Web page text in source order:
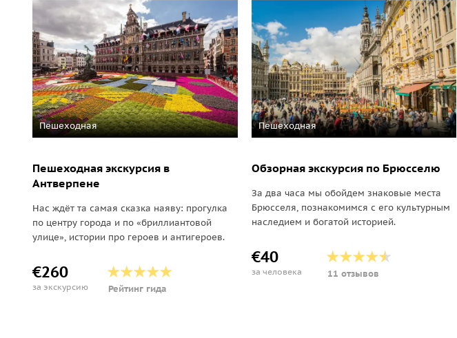
Пешеходная
Пешеходная экскурсия в
Антверпене
Нас ждёт та самая сказка наяву: прогулка
по центру города и по «бриллиантовой
улице», истории про героев и антигероев.
€260
за экскурсию Рейтинг гида
Пешеходная
Обзорная экскурсия по Брюсселю
За два часа мы обойдем знаковые места
Брюсселя, познакомимся с его культурным
наследием и богатой историей.
€40
за человека 11 отзывов